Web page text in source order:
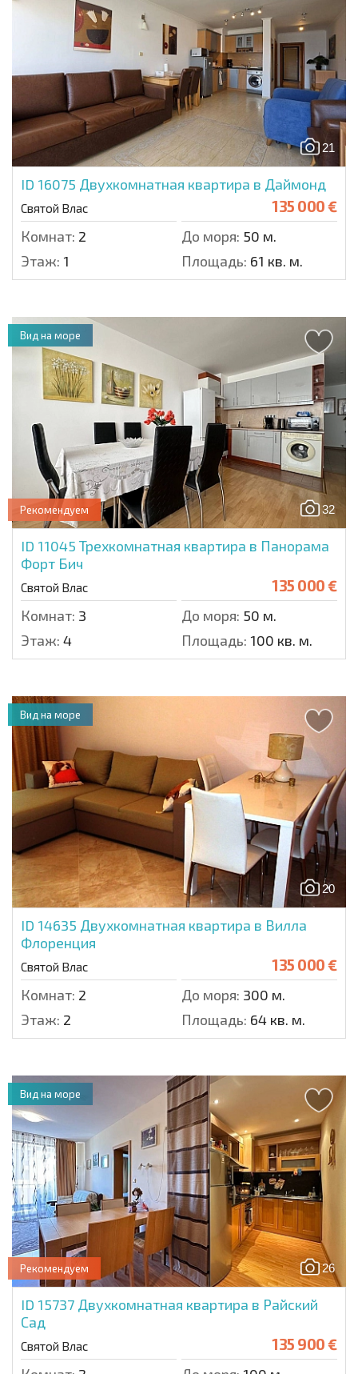
21
ID 16075 Двухкомнатная квартира в Даймонд
Святой Влас 135 000 €
Комнат: 2 До моря: 50 м.
Этаж: 1 Площадь: 61 кв. м.
32
Рекомендуем
ID 11045 Трехкомнатная квартира в Панорама
Форт Бич
Святой Влас 135 000 €
Комнат: 3 До моря: 50 м.
Этаж: 4 Площадь: 100 кв. м.
Вид на море
20
ID 14635 Двухкомнатная квартира в Вилла
Флоренция
Святой Влас 135 000 €
Комнат: 2 До моря: 300 м.
Этаж: 2 Площадь: 64 кв. м.
Вид на море
26
Рекомендуем
ID 15737 Двухкомнатная квартира в Райский
Сад
Святой Влас 135 900 €
Вид на море